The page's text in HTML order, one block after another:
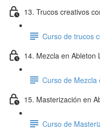
13. Trucos creativos
Curso de trucos
14. Mezcla en Ableton
Curso de Mezcla
15. Masterización en
Curso de